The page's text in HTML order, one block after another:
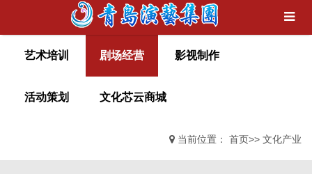
艺术培训 剧场经营 影视制作
活动策划 文化芯云商城
当前位置： 首页>> 文化产业